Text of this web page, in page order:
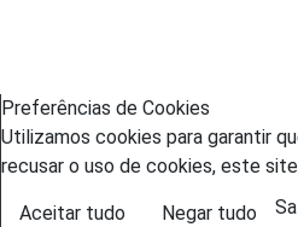
Preferências de Cookies
Utilizamos cookies para garantir
recusar o uso de cookies, este
Aceitar tudo Negar tudo